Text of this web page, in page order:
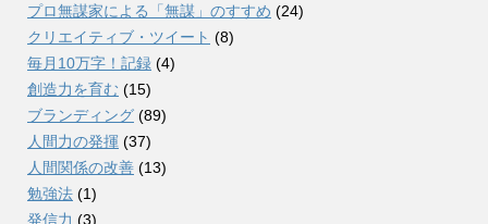
プロ無謀家による「無謀」のすすめ (24)
クリエイティブ・ツイート (8)
毎月10万字！記録 (4)
創造力を育む (15)
ブランディング (89)
人間力の発揮 (37)
人間関係の改善 (13)
勉強法 (1)
発信力 (3)